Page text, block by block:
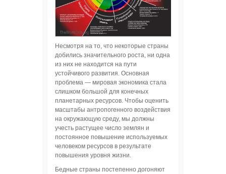
Несмотря на то, что некоторые страны
добились значительного роста, ни одна
из них не находится на пути
устойчивого развития. Основная
проблема — мировая экономика стала
слишком большой для конечных
планетарных ресурсов. Чтобы оценить
масштабы антропогенного воздействия
на окружающую среду, мы должны
учесть растущее число землян и
постоянное повышение используемых
человеком ресурсов в результате
повышения уровня жизни.
Бедные страны постепенно догоняют